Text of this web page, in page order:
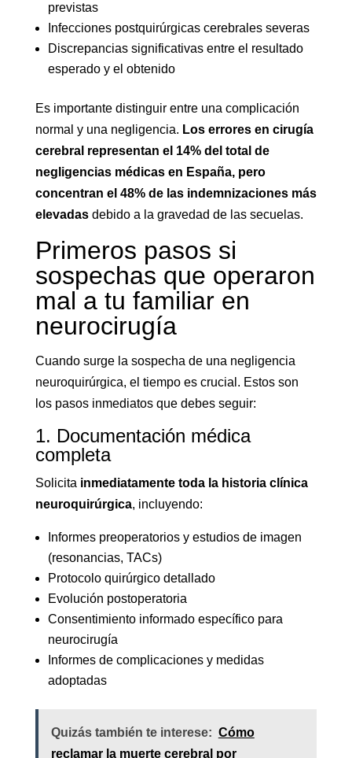
previstas
Infecciones postquirúrgicas cerebrales severas
Discrepancias significativas entre el resultado
esperado y el obtenido
Es importante distinguir entre una complicación
normal y una negligencia. Los errores en cirugía
cerebral representan el 14% del total de
negligencias médicas en España, pero
concentran el 48% de las indemnizaciones más
elevadasdebido a la gravedad de las secuelas.
Primeros pasos si
sospechas que operaron
mal a tu familiar en
neurocirugía
Cuando surge la sospecha de una negligencia
neuroquirúrgica, el tiempo es crucial. Estos son
los pasos inmediatos que debes seguir:
1. Documentación médica
completa
Solicita inmediatamente toda la historia clínica
neuroquirúrgica, incluyendo:
Informes preoperatorios y estudios de imagen
(resonancias, TACs)
Protocolo quirúrgico detallado
Evolución postoperatoria
Consentimiento informado específico para
neurocirugía
Informes de complicaciones y medidas
adoptadas
Quizás también te interese: Cómo
reclamar la muerte cerebral por